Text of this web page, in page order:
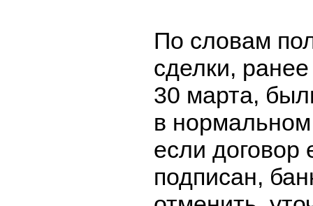
По словам
сделки,
30 марта,
в
если
подписан,